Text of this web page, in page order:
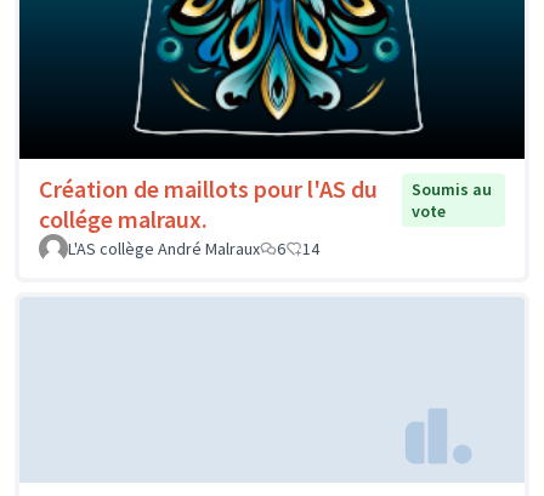
Création de maillots pour l'AS du
collége malraux.
Soumis au
vote
L'AS collège André Malraux
6 14